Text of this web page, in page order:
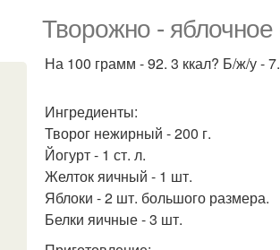
Творожно -
На 100 грамм - 92. 3 ккал? Б/ж/у -
Ингредиенты:
Творог нежирный - 200 г.
Йогурт - 1 ст. л.
Желток яичный - 1 шт.
Яблоки - 2 шт. большого размера.
Белки яичные - 3 шт.